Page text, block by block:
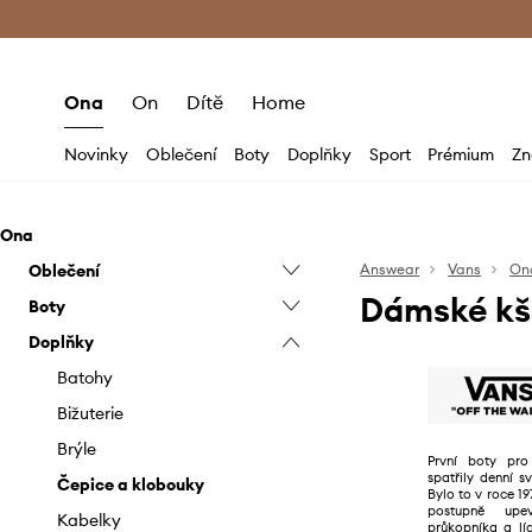
Doručení a
Ona On Dítě Home
Novinky Oblečení Boty Doplňky Sport Prémium
Ona
Oblečení
Bundy
Džíny
Halenky a košile
Kabáty
Kalhoty a legíny
Mikiny
Svetry
Boty
Baleríny
Mokasíny a polobotky
Trekingová obuv
Tenisky a kecky
Sneakers boty
Doplňky
Batohy
Bižuterie
Brýle
Čepice a klobouky
Kabelky
Answear Vans
Dámské
První boty
spatřily denní
Bylo to v roce
postupně
průkopníka a